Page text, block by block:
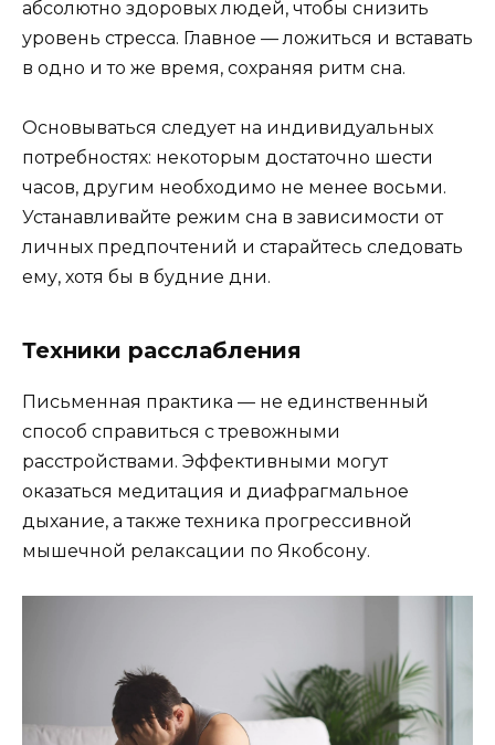
абсолютно здоровых людей, чтобы снизить
уровень стресса. Главное — ложиться и вставать
в одно и то же время, сохраняя ритм сна.
Основываться следует на индивидуальных
потребностях: некоторым достаточно шести
часов, другим необходимо не менее восьми.
Устанавливайте режим сна в зависимости от
личных предпочтений и старайтесь следовать
ему, хотя бы в будние дни.
Техники расслабления
Письменная практика — не единственный
способ справиться с тревожными
расстройствами. Эффективными могут
оказаться медитация и диафрагмальное
дыхание, а также техника прогрессивной
мышечной релаксации по Якобсону.